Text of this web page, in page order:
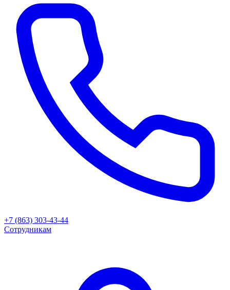
+7 (863) 303-43-44
Сотрудникам